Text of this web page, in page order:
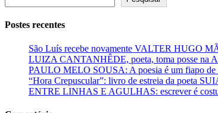
Postes recentes
São Luís recebe novamente VALTER HUGO
LUIZA CANTANHÊDE, poeta, toma posse na
PAULO MELO SOUSA: A poesia é um fiapo de
“Hora Crepuscular”: livro de estreia da poeta
ENTRE LINHAS E AGULHAS: escrever é